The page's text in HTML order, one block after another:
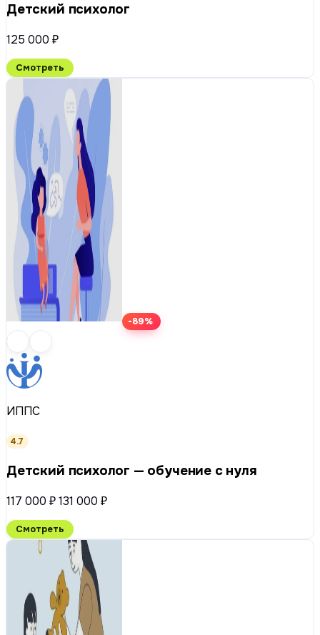
Детский психолог
125 000 ₽
Смотреть
-89%
ИППС
4.7
Детский психолог — обучение с нуля
117 000 ₽131 000 ₽
Смотреть